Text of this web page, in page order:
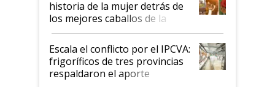
historia de la mujer detrás de
los mejores caballos de la
Argentina y los mitos que
todavía hacen sufrir a estos
animales: "Mientras me
descalificaban, yo seguí
haciendo currículum"
Escala el conflicto por el IPCVA:
frigoríficos de tres provincias
respaldaron el aporte